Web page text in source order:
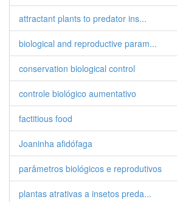
attractant plants to predator ins...
biological and reproductive param...
conservation biological control
controle biológico aumentativo
factitious food
Joaninha afidófaga
parâmetros biológicos e reprodutivos
plantas atrativas a insetos preda...